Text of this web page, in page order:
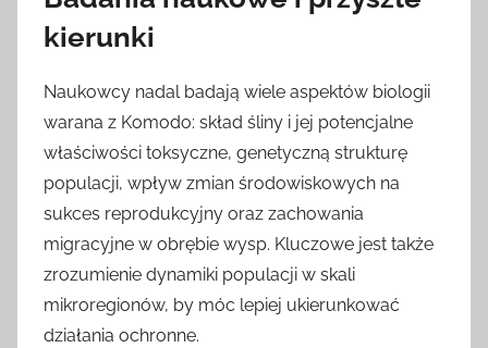
kierunki
Naukowcy nadal badają wiele aspektów biologii
warana z Komodo: skład śliny i jej potencjalne
właściwości toksyczne, genetyczną strukturę
populacji, wpływ zmian środowiskowych na
sukces reprodukcyjny oraz zachowania
migracyjne w obrębie wysp. Kluczowe jest także
zrozumienie dynamiki populacji w skali
mikroregionów, by móc lepiej ukierunkować
działania ochronne.